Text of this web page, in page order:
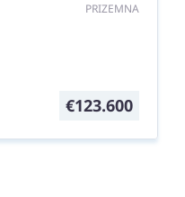
PRIZEMNA
€123.600